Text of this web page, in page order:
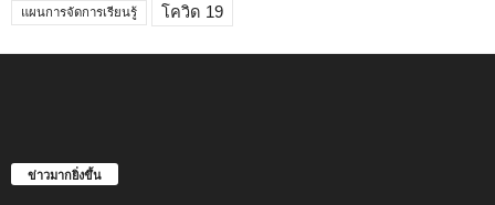
แผนการจัดการเรียนรู้ โควิด 19
ข่าวมากยิ่งขึ้น